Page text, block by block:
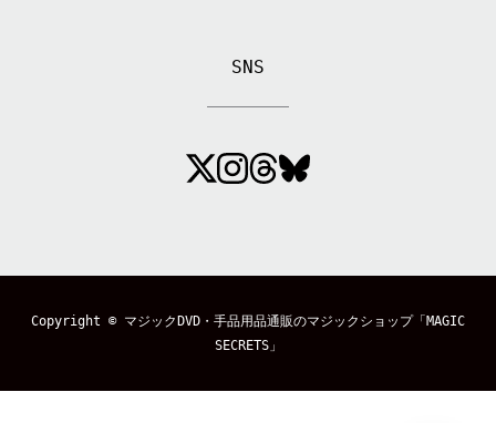
SNS
Copyright © マジックDVD・手品用品通販のマジックショップ「MAGIC
SECRETS」